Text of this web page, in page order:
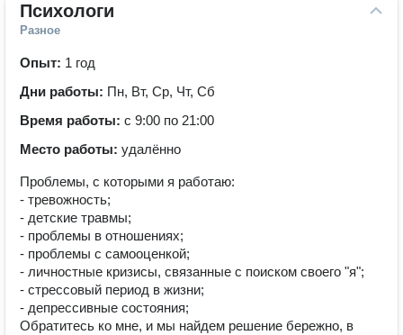
Психологи
Разное
Опыт: 1 год
Дни работы: Пн, Вт, Ср, Чт, Сб
Время работы: с 9:00 по 21:00
Место работы: удалённо
Проблемы, с которыми я работаю:
- тревожность;
- детские травмы;
- проблемы в отношениях;
- проблемы с самооценкой;
- личностные кризисы, связанные с поиском своего "я";
- стрессовый период в жизни;
- депрессивные состояния;
Обратитесь ко мне, и мы найдем решение бережно, в